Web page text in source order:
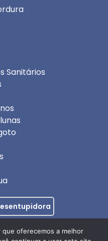
Sanitários
Desentupidora e
que oferecemos a melhor